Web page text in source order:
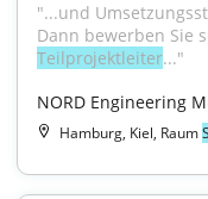
"...und
Teilprojektleiter..."
NORD Engineering
Hamburg, Kiel, Raum